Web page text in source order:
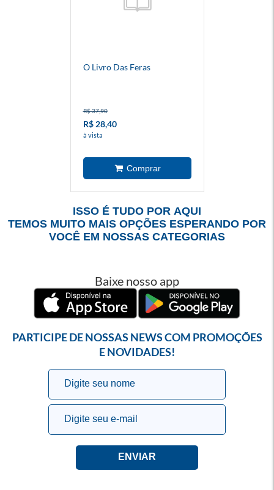
O Livro Das Feras
R$ 37,90
R$ 28,40
à vista
ISSO É TUDO POR AQUI
TEMOS MUITO MAIS OPÇÕES ESPERANDO POR
VOCÊ EM NOSSAS CATEGORIAS
Baixe nosso app
PARTICIPE DE NOSSAS NEWS COM PROMOÇÕES
E NOVIDADES!